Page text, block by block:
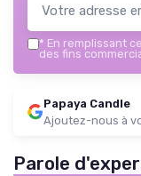
* En remplissant
des fins
Papaya Candle
Ajoutez-nous à
Parole